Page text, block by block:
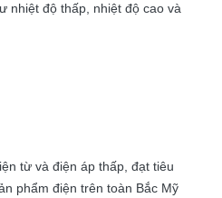
nhiệt độ thấp, nhiệt độ cao và
từ và điện áp thấp, đạt tiêu
phẩm điện trên toàn Bắc Mỹ